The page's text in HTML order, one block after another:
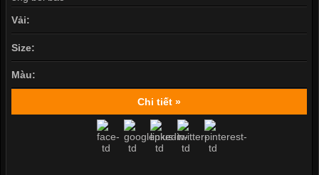
Vải:
Size:
Màu:
Chi tiết »